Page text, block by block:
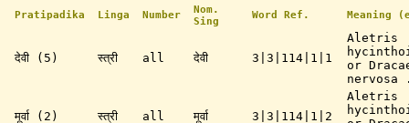
Pratipadika
Linga Number
Nom.
Sing
Word Ref. Meaning
देवी (5) स्त्री all देवी 3|3|114|1|1
Aletris
or
मूर्वा (2) स्त्री all मूर्वा 3|3|114|1|2
Aletris